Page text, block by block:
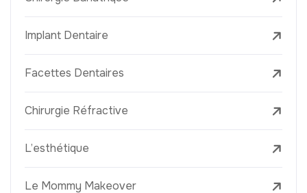
Implant Dentaire
Facettes Dentaires
Chirurgie Réfractive
L’esthétique
Le Mommy Makeover